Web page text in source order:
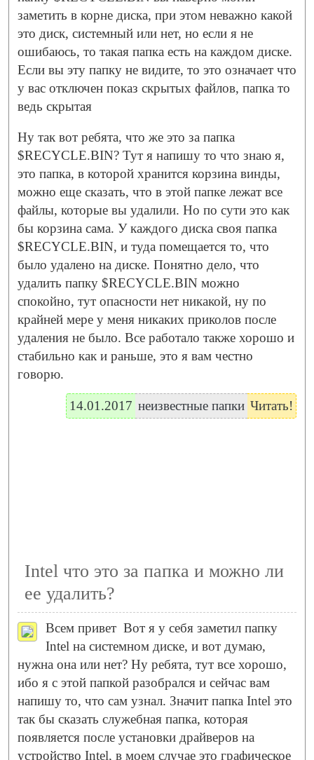
заметить в корне диска, при этом неважно какой
это диск, системный или нет, но если я не
ошибаюсь, то такая папка есть на каждом диске.
Если вы эту папку не видите, то это означает что
у вас отключен показ скрытых файлов, папка то
ведь скрытая
Ну так вот ребята, что же это за папка
$RECYCLE.BIN? Тут я напишу то что знаю я,
это папка, в которой хранится корзина винды,
можно еще сказать, что в этой папке лежат все
файлы, которые вы удалили. Но по сути это как
бы корзина сама. У каждого диска своя папка
$RECYCLE.BIN, и туда помещается то, что
было удалено на диске. Понятно дело, что
удалить папку $RECYCLE.BIN можно
спокойно, тут опасности нет никакой, ну по
крайней мере у меня никаких приколов после
удаления не было. Все работало также хорошо и
стабильно как и раньше, это я вам честно
говорю.
Читать!
неизвестные папки
14.01.2017
Intel что это за папка и можно ли
ее удалить?
Всем привет Вот я у себя заметил папку
Intel на системном диске, и вот думаю,
нужна она или нет? Ну ребята, тут все хорошо,
ибо я с этой папкой разобрался и сейчас вам
напишу то, что сам узнал. Значит папка Intel это
так бы сказать служебная папка, которая
появляется после установки драйверов на
устройство Intel, в моем случае это графическое